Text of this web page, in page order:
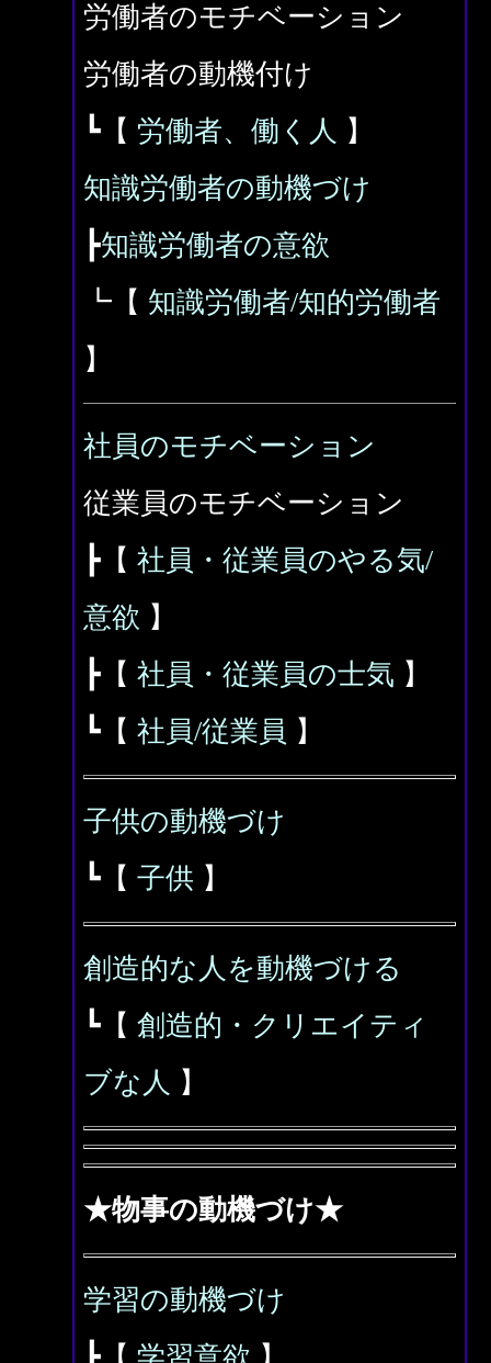
労働者のモチベーション
労働者の動機付け
┗【 労働者、働く人 】
知識労働者の動機づけ
┣知識労働者の意欲
┗【 知識労働者/知的労働者
】
社員のモチベーション
従業員のモチベーション
┣【 社員・従業員のやる気/
意欲 】
┣【 社員・従業員の士気 】
┗【 社員/従業員 】
子供の動機づけ
┗【 子供 】
創造的な人を動機づける
┗【 創造的・クリエイティ
ブな人 】
★物事の動機づけ★
学習の動機づけ